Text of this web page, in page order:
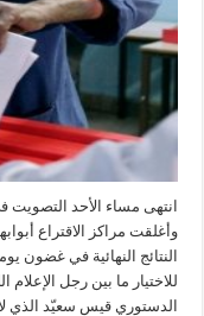
انتهى مساء الأحد التصويت
وأغلقت مراكز الاقتراع
النتائج النهائية في غضون
للاختيار ما بين رجل الإعلام
الدستوري قيس سعيّد الذي